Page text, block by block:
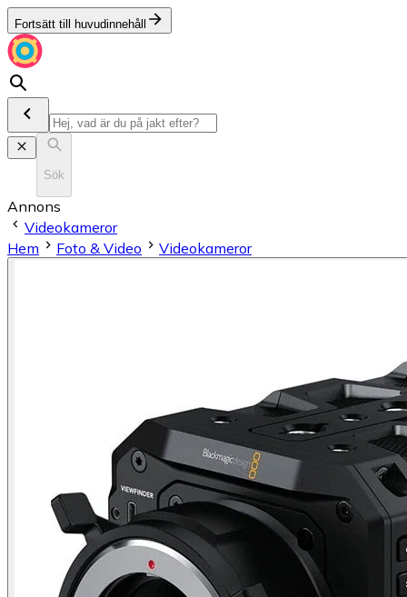
Fortsätt till huvudinnehåll
Sök
Annons
Videokameror
Hem
Foto & Video Videokameror